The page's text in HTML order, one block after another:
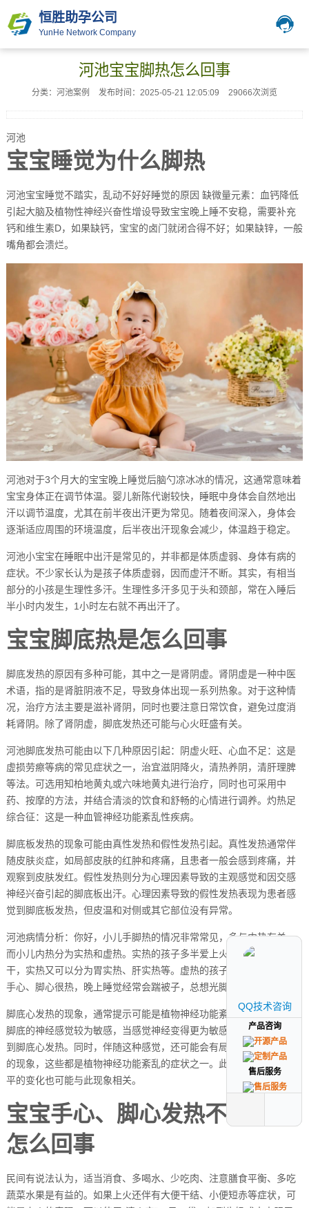
恒胜助孕公司
YunHe Network Company
河池宝宝脚热怎么回事
分类：河池案例 发布时间：2025-05-21 12:05:09 29066次浏览
河池
宝宝睡觉为什么脚热
河池宝宝睡觉不踏实，乱动不好好睡觉的原因 缺微量元素：血钙降低
引起大脑及植物性神经兴奋性增设导致宝宝晚上睡不安稳，需要补充
钙和维生素D，如果缺钙，宝宝的卤门就闭合得不好；如果缺锌，一般
嘴角都会溃烂。
河池对于3个月大的宝宝晚上睡觉后脑勺凉冰冰的情况，这通常意味着
宝宝身体正在调节体温。婴儿新陈代谢较快，睡眠中身体会自然地出
汗以调节温度，尤其在前半夜出汗更为常见。随着夜间深入，身体会
逐渐适应周围的环境温度，后半夜出汗现象会减少，体温趋于稳定。
河池小宝宝在睡眠中出汗是常见的，并非都是体质虚弱、身体有病的
症状。不少家长认为是孩子体质虚弱，因而虚汗不断。其实，有相当
部分的小孩是生理性多汗。生理性多汗多见于头和颈部，常在入睡后
半小时内发生，1小时左右就不再出汗了。
宝宝脚底热是怎么回事
脚底发热的原因有多种可能，其中之一是肾阴虚。肾阴虚是一种中医
术语，指的是肾脏阴液不足，导致身体出现一系列热象。对于这种情
况，治疗方法主要是滋补肾阴，同时也要注意日常饮食，避免过度消
耗肾阴。除了肾阴虚，脚底发热还可能与心火旺盛有关。
河池脚底发热可能由以下几种原因引起：阴虚火旺、心血不足：这是
虚损劳瘵等病的常见症状之一，治宜滋阴降火，清热养阴，清肝理脾
等法。可选用知柏地黄丸或六味地黄丸进行治疗，同时也可采用中
药、按摩的方法，并结合清淡的饮食和舒畅的心情进行调养。灼热足
综合征：这是一种血管神经功能紊乱性疾病。
脚底板发热的现象可能由真性发热和假性发热引起。真性发热通常伴
随皮肤炎症，如局部皮肤的红肿和疼痛，且患者一般会感到疼痛，并
观察到皮肤发红。假性发热则分为心理因素导致的主观感觉和因交感
神经兴奋引起的脚底板出汗。心理因素导致的假性发热表现为患者感
觉到脚底板发热，但皮温和对侧或其它部位没有异常。
河池病情分析：你好，小儿手脚热的情况非常常见，多与内热有关。
而小儿内热分为实热和虚热。实热的孩子多半爱上火、经常口渴咽
干，实热又可以分为胃实热、肝实热等。虚热的孩子大都脸色潮红，
手心、脚心很热，晚上睡觉经常会踹被子，总想光脚丫。
脚底心发热的现象，通常提示可能是植物神经功能紊乱的一种表现。
脚底的神经感觉较为敏感，当感觉神经变得更为敏感时，就可能会感
到脚底心发热。同时，伴随这种感觉，还可能会有局部毛细血管扩张
的现象，这些都是植物神经功能紊乱的症状之一。此外，体内激素水
平的变化也可能与此现象相关。
宝宝手心、脚心发热不发烧是
怎么回事
民间有说法认为，适当消食、多喝水、少吃肉、注意膳食平衡、多吃
蔬菜水果是有益的。如果上火还伴有大便干结、小便短赤等症状，可
QQ技术咨询
产品咨询
售后服务
QQ技术咨询
产品咨询
售后服务